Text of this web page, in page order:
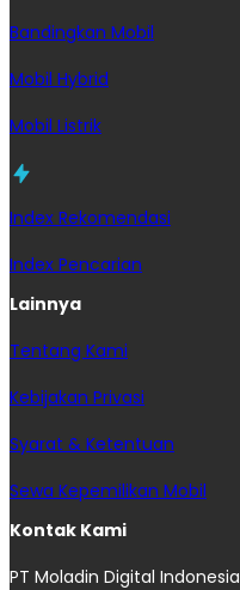
Bandingkan Mobil
Mobil Hybrid
Mobil Listrik
Index Rekomendasi
Index Pencarian
Lainnya
Tentang Kami
Kebijakan Privasi
Syarat & Ketentuan
Sewa Kepemilikan Mobil
Kontak Kami
PT Moladin Digital Indonesia